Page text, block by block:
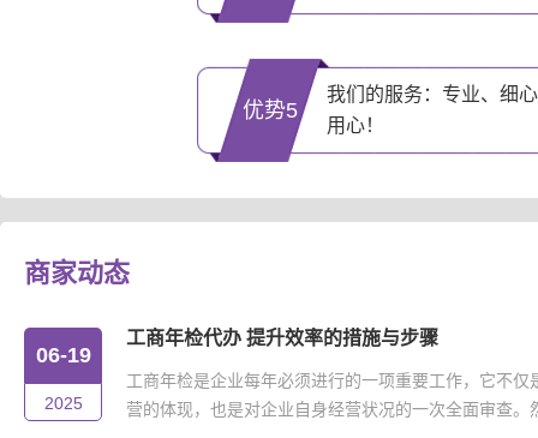
优势5
我们的服务：专业、细
用心！
商家动态
06-19
2025
工商年检代办 提升效率的措施与步骤
工商年检是企业每年必须进行的一项重要工作，它不仅
营的体现，也是对企业自身经营状况的一次全面审查。